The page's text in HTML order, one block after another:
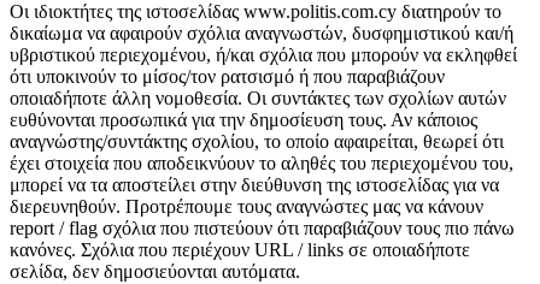
Οι ιδιοκτήτες της ιστοσελίδας www.politis.com.cy διατηρούν το
δικαίωμα να αφαιρούν σχόλια αναγνωστών, δυσφημιστικού και/ή
υβριστικού περιεχομένου, ή/και σχόλια που μπορούν να εκληφθεί
ότι υποκινούν το μίσος/τον ρατσισμό ή που παραβιάζουν
οποιαδήποτε άλλη νομοθεσία. Οι συντάκτες των σχολίων αυτών
ευθύνονται προσωπικά για την δημοσίευση τους. Αν κάποιος
αναγνώστης/συντάκτης σχολίου, το οποίο αφαιρείται, θεωρεί ότι
έχει στοιχεία που αποδεικνύουν το αληθές του περιεχομένου του,
μπορεί να τα αποστείλει στην διεύθυνση της ιστοσελίδας για να
διερευνηθούν. Προτρέπουμε τους αναγνώστες μας να κάνουν
report / flag σχόλια που πιστεύουν ότι παραβιάζουν τους πιο πάνω
κανόνες. Σχόλια που περιέχουν URL / links σε οποιαδήποτε
σελίδα, δεν δημοσιεύονται αυτόματα.